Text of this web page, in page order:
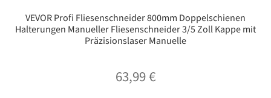
VEVOR Profi Fliesenschneider 800mm Doppelschienen
Halterungen Manueller Fliesenschneider 3/5 Zoll Kappe mit
Präzisionslaser Manuelle
63,99€